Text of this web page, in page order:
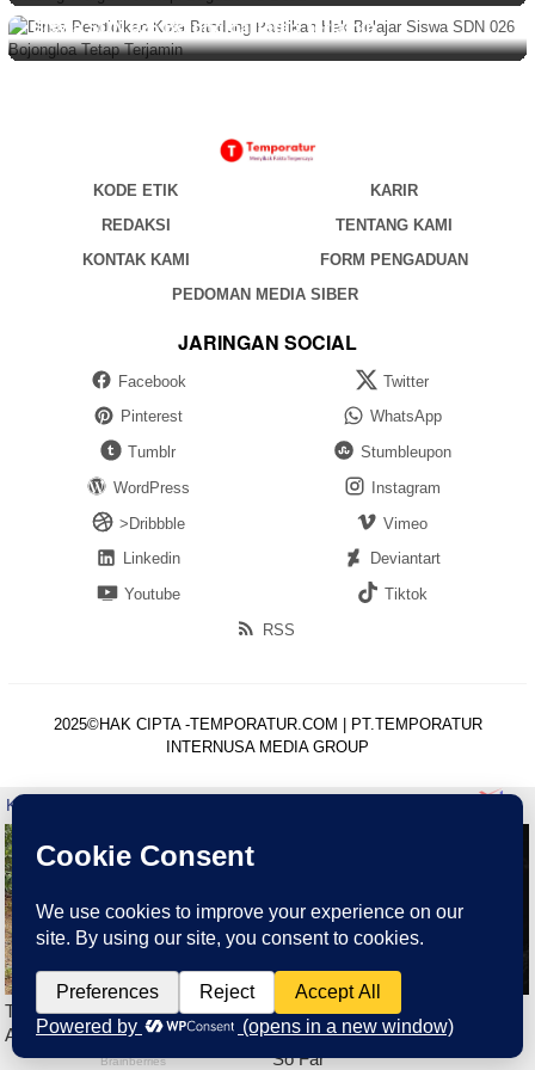
Siswa SDN 026 Bojongloa Tetap Terjamin
KODE ETIK
KARIR
REDAKSI
TENTANG KAMI
KONTAK KAMI
FORM PENGADUAN
PEDOMAN MEDIA SIBER
JARINGAN SOCIAL
Facebook
Twitter
Pinterest
WhatsApp
Tumblr
Stumbleupon
WordPress
Instagram
>Dribbble
Vimeo
Linkedin
Deviantart
Youtube
Tiktok
RSS
2025©HAK CIPTA -TEMPORATUR.COM | PT.TEMPORATUR
INTERNUSA MEDIA GROUP